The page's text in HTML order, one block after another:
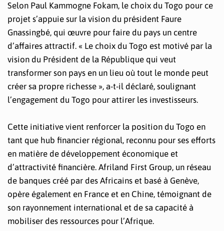
Selon Paul Kammogne Fokam, le choix du Togo pour ce
projet s’appuie sur la vision du président Faure
Gnassingbé, qui œuvre pour faire du pays un centre
d’affaires attractif. « Le choix du Togo est motivé par la
vision du Président de la République qui veut
transformer son pays en un lieu où tout le monde peut
créer sa propre richesse », a-t-il déclaré, soulignant
l’engagement du Togo pour attirer les investisseurs.
Cette initiative vient renforcer la position du Togo en
tant que hub financier régional, reconnu pour ses efforts
en matière de développement économique et
d’attractivité financière. Afriland First Group, un réseau
de banques créé par des Africains et basé à Genève,
opère également en France et en Chine, témoignant de
son rayonnement international et de sa capacité à
mobiliser des ressources pour l’Afrique.